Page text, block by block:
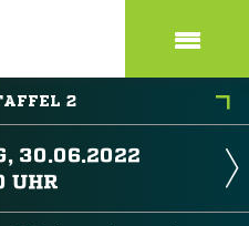
2

